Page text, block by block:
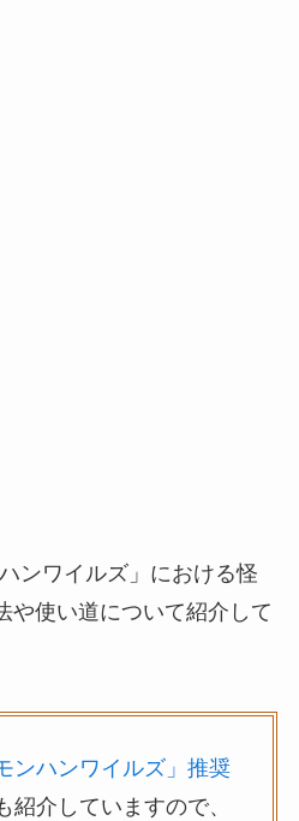
ンワイルズ」における怪
や使い道について紹介して
ンハンワイルズ」推奨
紹介していますので、